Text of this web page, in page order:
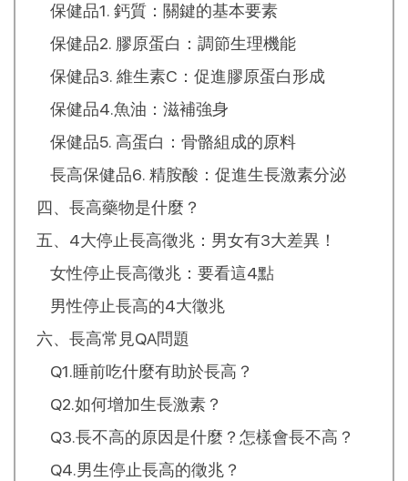
保健品1. 鈣質：關鍵的基本要素
保健品2. 膠原蛋白：調節生理機能
保健品3. 維生素C：促進膠原蛋白形成
保健品4.魚油：滋補強身
保健品5. 高蛋白：骨骼組成的原料
長高保健品6. 精胺酸：促進生長激素分泌
四、長高藥物是什麼？
五、4大停止長高徵兆：男女有3大差異！
女性停止長高徵兆：要看這4點
男性停止長高的4大徵兆
六、長高常見QA問題
Q1.睡前吃什麼有助於長高？
Q2.如何增加生長激素？
Q3.長不高的原因是什麼？怎樣會長不高？
Q4.男生停止長高的徵兆？